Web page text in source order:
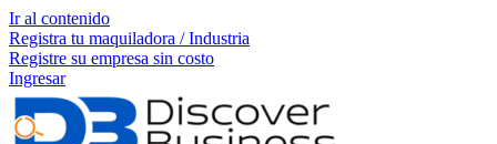
Ir al contenido
Registra tu maquiladora / Industria
Registre su empresa sin costo
Ingresar